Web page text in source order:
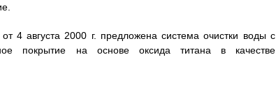
4 августа 2000 г. предложена система очистки воды с
покрытие на основе оксида титана в качестве